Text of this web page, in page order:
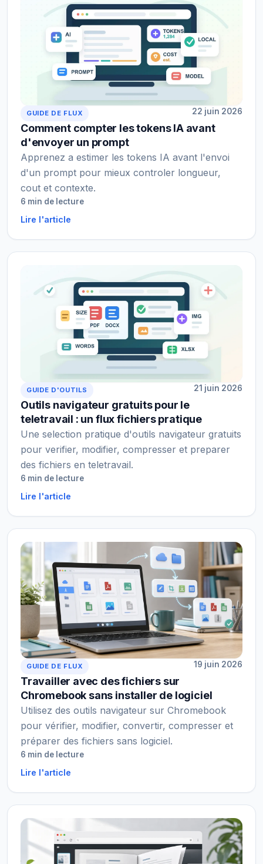
GUIDE DE FLUX 22 juin 2026
Comment compter les tokens IA avant
d'envoyer un prompt
Apprenez a estimer les tokens IA avant l'envoi
d'un prompt pour mieux controler longueur,
cout et contexte.
6 min de lecture
Lire l'article
GUIDE D'OUTILS 21 juin 2026
Outils navigateur gratuits pour le
teletravail : un flux fichiers pratique
Une selection pratique d'outils navigateur gratuits
pour verifier, modifier, compresser et preparer
des fichiers en teletravail.
6 min de lecture
Lire l'article
GUIDE DE FLUX 19 juin 2026
Travailler avec des fichiers sur
Chromebook sans installer de logiciel
Utilisez des outils navigateur sur Chromebook
pour vérifier, modifier, convertir, compresser et
préparer des fichiers sans logiciel.
6 min de lecture
Lire l'article